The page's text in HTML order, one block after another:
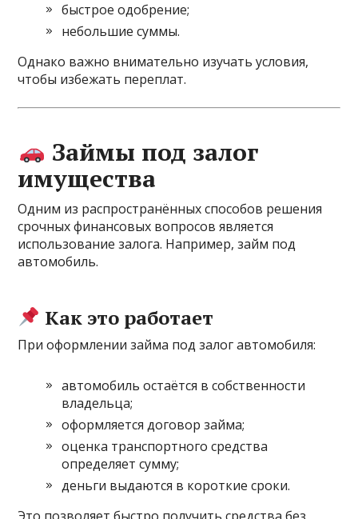
быстрое одобрение;
небольшие суммы.
Однако важно внимательно изучать условия,
чтобы избежать переплат.
Займы под залог
имущества
Одним из распространённых способов решения
срочных финансовых вопросов является
использование залога. Например, займ под
автомобиль.
Как это работает
При оформлении займа под залог автомобиля:
автомобиль остаётся в собственности
владельца;
оформляется договор займа;
оценка транспортного средства
определяет сумму;
деньги выдаются в короткие сроки.